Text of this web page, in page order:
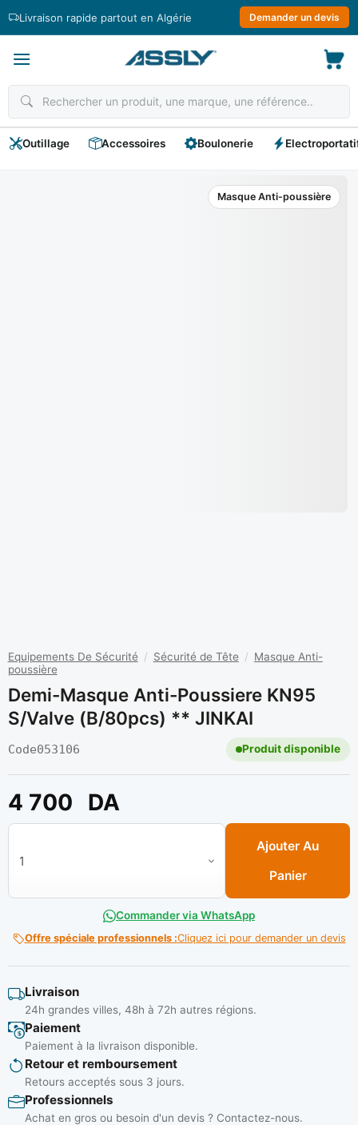
Livraison rapide partout en Algérie Demander un devis
Outillage Accessoires Boulonerie
Masque Anti-poussière
Equipements De Sécurité / Sécurité de Tête / Masque Anti-
poussière
Demi-Masque Anti-Poussiere KN95
S/valve (B/80pcs) ** JINKAI
Code053106 Produit disponible
4 700 DA
quantité de Demi-masque anti-poussiere KN95 S/valve (B/
Ajouter Au
Panier
Commander via WhatsApp
Offre spéciale professionnels :Cliquez ici pour demander un devis
Livraison
24h grandes villes, 48h à 72h autres régions.
Paiement
Paiement à la livraison disponible.
Retour et remboursement
Retours acceptés sous 3 jours.
Professionnels
Achat en gros ou besoin d'un devis ? Contactez-nous.